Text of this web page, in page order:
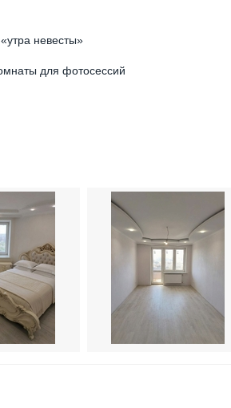
невесты»
для фотосессий